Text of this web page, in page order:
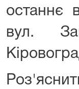
останнє
вул.